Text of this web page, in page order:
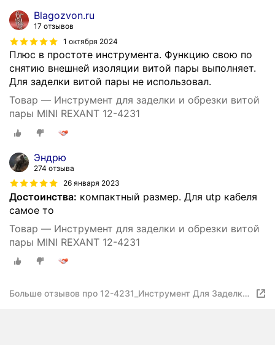
Blagozvon.ru
17 отзывов
1 октября 2024
Плюс в простоте инструмента. Функцию свою по
снятию внешней изоляции витой пары выполняет.
Для заделки витой пары не использовал.
Товар — Инструмент для заделки и обрезки витой
пары MINI REXANT 12-4231
Эндрю
274 отзыва
26 января 2023
Достоинства: компактный размер. Для utp кабеля
самое то
Товар — Инструмент для заделки и обрезки витой
пары MINI REXANT 12-4231
Больше отзывов про 12-4231_Инструмент Для Заделки